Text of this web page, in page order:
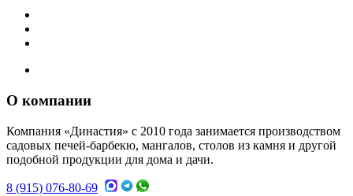
О компании
Компания «Династия» с 2010 года занимается производством
садовых печей-барбекю, мангалов, столов из камня и другой
подобной продукции для дома и дачи.
8 (915) 076-80-69